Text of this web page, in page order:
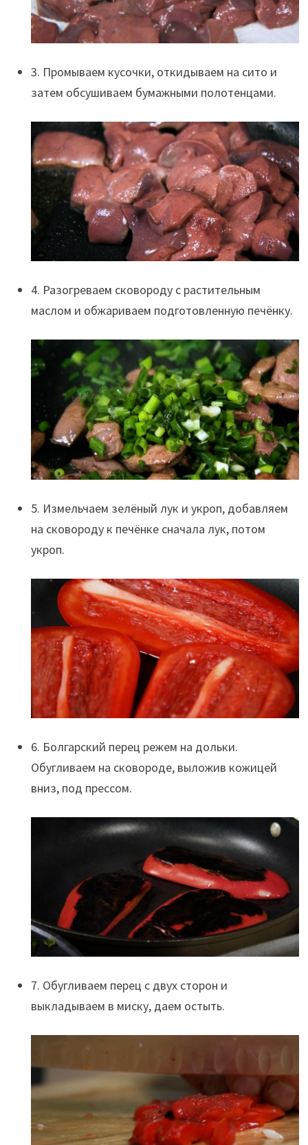
3. Промываем кусочки, откидываем на сито и
затем обсушиваем бумажными полотенцами.
4. Разогреваем сковороду с растительным
маслом и обжариваем подготовленную печёнку.
5. Измельчаем зелёный лук и укроп, добавляем
на сковороду к печёнке сначала лук, потом
укроп.
6. Болгарский перец режем на дольки.
Обугливаем на сковороде, выложив кожицей
вниз, под прессом.
7. Обугливаем перец с двух сторон и
выкладываем в миску, даем остыть.